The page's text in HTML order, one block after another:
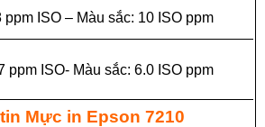
ISO – Màu sắc: 10 ISO ppm
ppm ISO- Màu sắc: 6.0 ISO ppm
Mực in Epson 7210